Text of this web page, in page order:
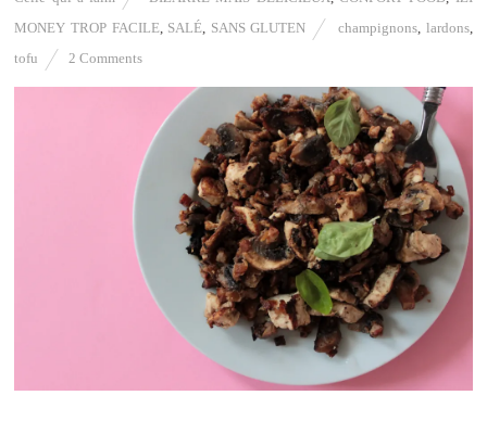
MONEY TROP FACILE, SALÉ SANS GLUTEN champignons lardons,
tofu
2 Comments